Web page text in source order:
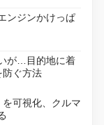
ンジンかけっぱ
が…目的地に着
防ぐ方法
可視化、クルマ